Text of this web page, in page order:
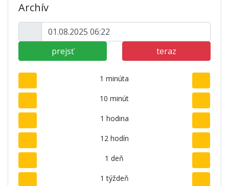
Archív
prejsť teraz
1 minúta
10 minút
1 hodina
12 hodín
1 deň
1 týždeň